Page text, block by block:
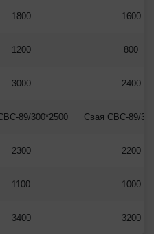
1800
1200
3000
1600
800
2400
89/300*2500
2300
1100
3400
Свая СВС-89/
2200
1000
3200